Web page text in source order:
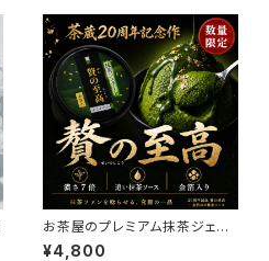
お茶屋のプレミアム抹茶ジェラ
ート【贅の至高】3個詰合せ
¥4,800